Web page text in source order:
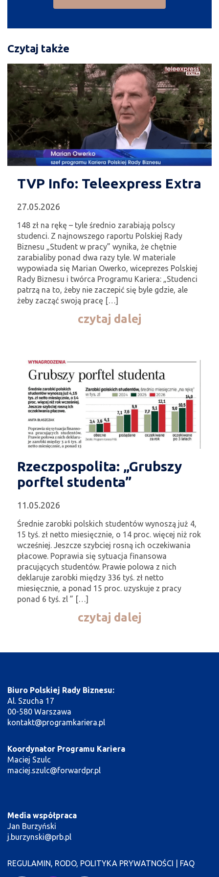
Czytaj także
TVP Info: Teleexpress Extra
27.05.2026
148 zł na rękę – tyle średnio zarabiają polscy
studenci. Z najnowszego raportu Polskiej Rady
Biznesu „Student w pracy” wynika, że chętnie
zarabialiby ponad dwa razy tyle. W materiale
wypowiada się Marian Owerko, wiceprezes Polskiej
Rady Biznesu i twórca Programu Kariera: „Studenci
patrzą na to, żeby nie zaczepić się byle gdzie, ale
żeby zacząć swoją pracę […]
czytaj dalej
Rzeczpospolita: „Grubszy
porftel studenta”
11.05.2026
Średnie zarobki polskich studentów wynoszą już 4,
15 tyś. zł netto miesięcznie, o 14 proc. więcej niż rok
wcześniej. Jeszcze szybciej rosną ich oczekiwania
płacowe. Poprawia się sytuacja finansowa
pracujących studentów. Prawie polowa z nich
deklaruje zarobki między 336 tyś. zł netto
miesięcznie, a ponad 15 proc. uzyskuje z pracy
ponad 6 tyś. zl ” […]
czytaj dalej
Biuro Polskiej Rady Biznesu:
Al. Szucha 17
00-580 Warszawa
kontakt@programkariera.pl
Koordynator Programu Kariera
Maciej Szulc
maciej.szulc@forwardpr.pl
Media współpraca
Jan Burzyński
j.burzynski@prb.pl
REGULAMIN, RODO, POLITYKA PRYWATNOŚCI FAQ